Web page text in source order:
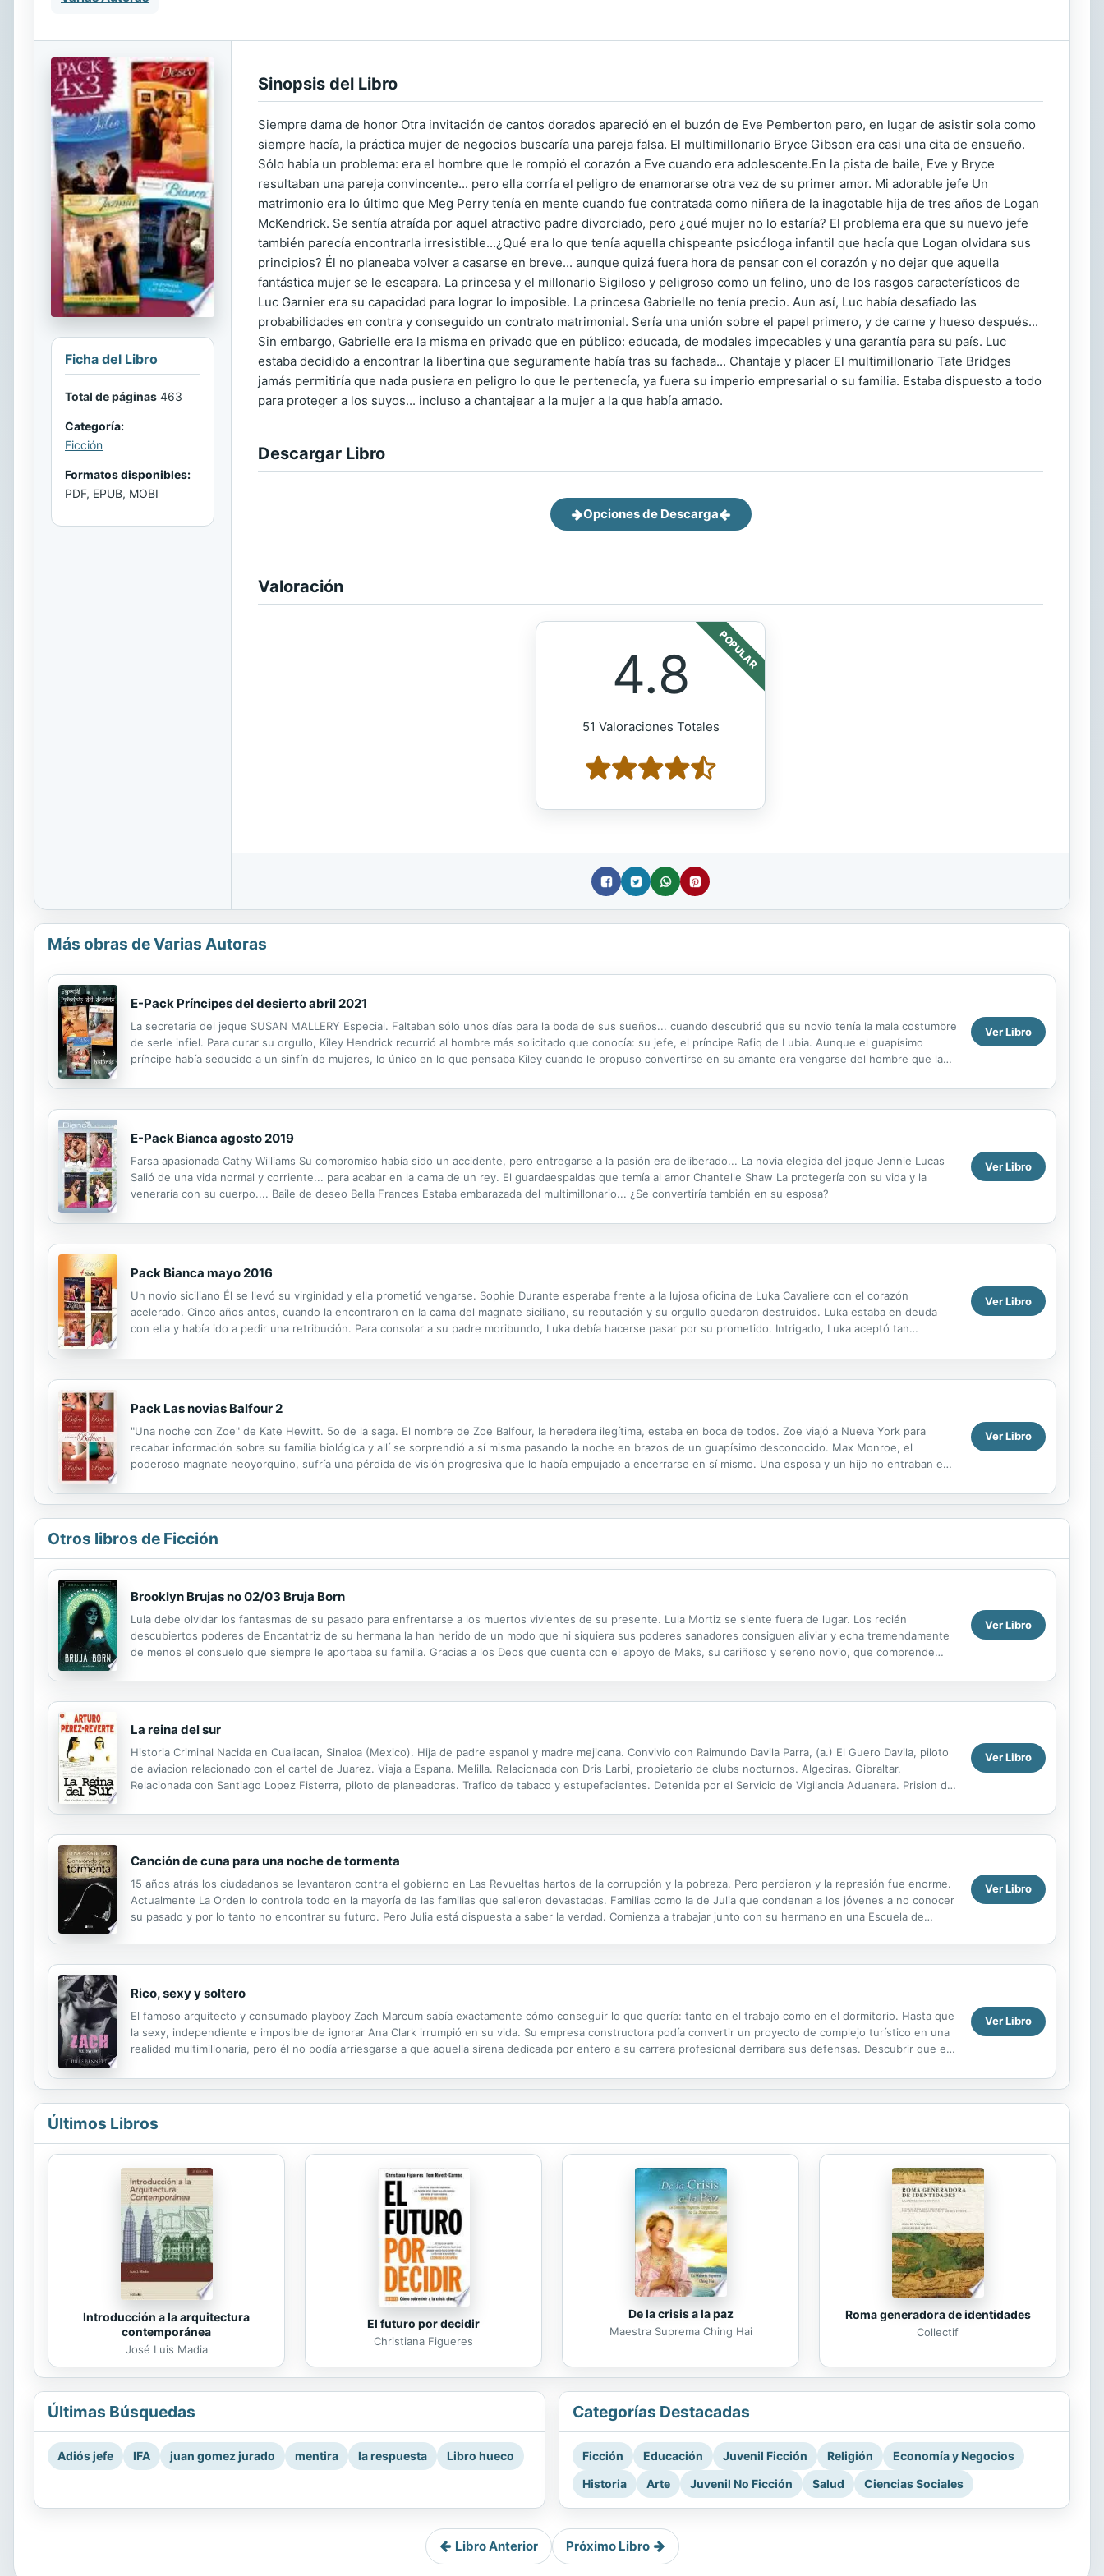
Ficha del Libro
Total de páginas 463
Categoría:
Ficción
Formatos disponibles:
PDF, EPUB, MOBI
Sinopsis del Libro
Siempre dama de honor Otra invitación de cantos dorados apareció en el buzón de Eve Pemberton pero, en lugar de asistir sola como
siempre hacía, la práctica mujer de negocios buscaría una pareja falsa. El multimillonario Bryce Gibson era casi una cita de ensueño.
Sólo había un problema: era el hombre que le rompió el corazón a Eve cuando era adolescente.En la pista de baile, Eve y Bryce
resultaban una pareja convincente... pero ella corría el peligro de enamorarse otra vez de su primer amor. Mi adorable jefe Un
matrimonio era lo último que Meg Perry tenía en mente cuando fue contratada como niñera de la inagotable hija de tres años de Logan
McKendrick. Se sentía atraída por aquel atractivo padre divorciado, pero ¿qué mujer no lo estaría? El problema era que su nuevo jefe
también parecía encontrarla irresistible...¿Qué era lo que tenía aquella chispeante psicóloga infantil que hacía que Logan olvidara sus
principios? Él no planeaba volver a casarse en breve... aunque quizá fuera hora de pensar con el corazón y no dejar que aquella
fantástica mujer se le escapara. La princesa y el millonario Sigiloso y peligroso como un felino, uno de los rasgos característicos de
Luc Garnier era su capacidad para lograr lo imposible. La princesa Gabrielle no tenía precio. Aun así, Luc había desafiado las
probabilidades en contra y conseguido un contrato matrimonial. Sería una unión sobre el papel primero, y de carne y hueso después...
Sin embargo, Gabrielle era la misma en privado que en público: educada, de modales impecables y una garantía para su país. Luc
estaba decidido a encontrar la libertina que seguramente había tras su fachada... Chantaje y placer El multimillonario Tate Bridges
jamás permitiría que nada pusiera en peligro lo que le pertenecía, ya fuera su imperio empresarial o su familia. Estaba dispuesto a todo
para proteger a los suyos... incluso a chantajear a la mujer a la que había amado.
Descargar Libro
Opciones de Descarga
Valoración
POPULAR
4.8
51 Valoraciones Totales
Más obras de Varias Autoras
E-Pack Príncipes del desierto abril 2021
La secretaria del jeque SUSAN MALLERY Especial. Faltaban sólo unos días para la boda de sus sueños... cuando descubrió que su novio tenía la mala costumbre
de serle infiel. Para curar su orgullo, Kiley Hendrick recurrió al hombre más solicitado que conocía: su jefe, el príncipe Rafiq de Lubia. Aunque el guapísimo
príncipe había seducido a un sinfín de mujeres, lo único en lo que pensaba Kiley cuando le propuso convertirse en su amante era vengarse del hombre que la
Ver Libro
E-Pack Bianca agosto 2019
Farsa apasionada Cathy Williams Su compromiso había sido un accidente, pero entregarse a la pasión era deliberado... La novia elegida del jeque Jennie Lucas
Salió de una vida normal y corriente... para acabar en la cama de un rey. El guardaespaldas que temía al amor Chantelle Shaw La protegería con su vida y la
veneraría con su cuerpo.... Baile de deseo Bella Frances Estaba embarazada del multimillonario... ¿Se convertiría también en su esposa?
Ver Libro
Pack Bianca mayo 2016
Un novio siciliano Él se llevó su virginidad y ella prometió vengarse. Sophie Durante esperaba frente a la lujosa oficina de Luka Cavaliere con el corazón
acelerado. Cinco años antes, cuando la encontraron en la cama del magnate siciliano, su reputación y su orgullo quedaron destruidos. Luka estaba en deuda
con ella y había ido a pedir una retribución. Para consolar a su padre moribundo, Luka debía hacerse pasar por su prometido. Intrigado, Luka aceptó tan
Ver Libro
Pack Las novias Balfour 2
"Una noche con Zoe" de Kate Hewitt. 5o de la saga. El nombre de Zoe Balfour, la heredera ilegítima, estaba en boca de todos. Zoe viajó a Nueva York para
recabar información sobre su familia biológica y allí se sorprendió a sí misma pasando la noche en brazos de un guapísimo desconocido. Max Monroe, el
poderoso magnate neoyorquino, sufría una pérdida de visión progresiva que lo había empujado a encerrarse en sí mismo. Una esposa y un hijo no entraban en
Ver Libro
Otros libros de Ficción
Brooklyn Brujas no 02/03 Bruja Born
Lula debe olvidar los fantasmas de su pasado para enfrentarse a los muertos vivientes de su presente. Lula Mortiz se siente fuera de lugar. Los recién
descubiertos poderes de Encantatriz de su hermana la han herido de un modo que ni siquiera sus poderes sanadores consiguen aliviar y echa tremendamente
de menos el consuelo que siempre le aportaba su familia. Gracias a los Deos que cuenta con el apoyo de Maks, su cariñoso y sereno novio, que comprende
Ver Libro
La reina del sur
Historia Criminal Nacida en Cualiacan, Sinaloa (Mexico). Hija de padre espanol y madre mejicana. Convivio con Raimundo Davila Parra, (a.) El Guero Davila, piloto
de aviacion relacionado con el cartel de Juarez. Viaja a Espana. Melilla. Relacionada con Dris Larbi, propietario de clubs nocturnos. Algeciras. Gibraltar.
Relacionada con Santiago Lopez Fisterra, piloto de planeadoras. Trafico de tabaco y estupefacientes. Detenida por el Servicio de Vigilancia Aduanera. Prision de
Ver Libro
Canción de cuna para una noche de tormenta
15 años atrás los ciudadanos se levantaron contra el gobierno en Las Revueltas hartos de la corrupción y la pobreza. Pero perdieron y la represión fue enorme.
Actualmente La Orden lo controla todo en la mayoría de las familias que salieron devastadas. Familias como la de Julia que condenan a los jóvenes a no conocer
su pasado y por lo tanto no encontrar su futuro. Pero Julia está dispuesta a saber la verdad. Comienza a trabajar junto con su hermano en una Escuela de
Ver Libro
Rico, sexy y soltero
El famoso arquitecto y consumado playboy Zach Marcum sabía exactamente cómo conseguir lo que quería: tanto en el trabajo como en el dormitorio. Hasta que
la sexy, independiente e imposible de ignorar Ana Clark irrumpió en su vida. Su empresa constructora podía convertir un proyecto de complejo turístico en una
realidad multimillonaria, pero él no podía arriesgarse a que aquella sirena dedicada por entero a su carrera profesional derribara sus defensas. Descubrir que era
Ver Libro
Últimos Libros
Introducción a la arquitectura
contemporánea
José Luis Madia
El futuro por decidir
Christiana Figueres
De la crisis a la paz
Maestra Suprema Ching Hai
Roma generadora de identidades
Collectif
Últimas Búsquedas
Adiós jefe IFA juan gomez jurado mentira la respuesta Libro hueco
Categorías Destacadas
Ficción Educación Juvenil Ficción Religión
Economía y Negocios
Historia
Arte Juvenil No Ficción Salud Ciencias Sociales
Libro Anterior Próximo Libro